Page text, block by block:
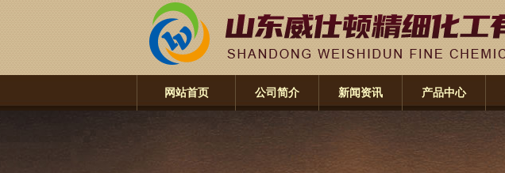
网站首页 公司简介 新闻资讯 产品中心